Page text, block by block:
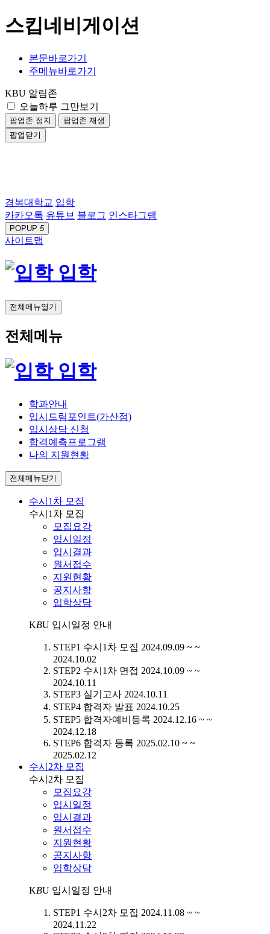
스킵네비게이션
본문바로가기
주메뉴바로가기
KBU 알림존
오늘하루 그만보기
팝업존 정지
팝업존 재생
팝업닫기
경복대학교 입학
카카오톡 유튜브 블로그 인스타그램
POPUP 5
사이트맵
입학
전체메뉴열기
전체메뉴
입학
학과안내
입시드림포인트(가산점)
입시상담 신청
합격예측프로그램
나의 지원현황
전체메뉴닫기
수시1차 모집
수시1차 모집
모집요강
입시일정
입시결과
원서접수
지원현황
공지사항
입학상담
KBU 입시일정 안내
STEP1 수시1차 모집 2024.09.09 ~ ~
2024.10.02
STEP2 수시1차 면접 2024.10.09 ~ ~
2024.10.11
STEP3 실기고사 2024.10.11
STEP4 합격자 발표 2024.10.25
STEP5 합격자예비등록 2024.12.16 ~ ~
2024.12.18
STEP6 합격자 등록 2025.02.10 ~ ~
2025.02.12
수시2차 모집
수시2차 모집
모집요강
입시일정
입시결과
원서접수
지원현황
공지사항
입학상담
KBU 입시일정 안내
STEP1 수시2차 모집 2024.11.08 ~ ~
2024.11.22